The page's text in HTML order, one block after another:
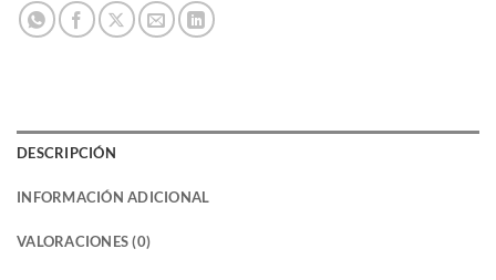
DESCRIPCIÓN
INFORMACIÓN ADICIONAL
VALORACIONES (0)